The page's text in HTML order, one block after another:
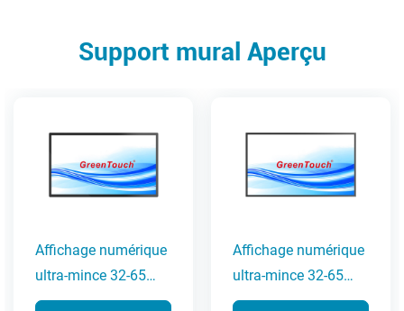
Support mural Aperçu
Affichage numérique
ultra-mince 32-65
pouces (série 7A-G)
Affichage numérique
ultra-mince 32-65
pouces (série 7A)